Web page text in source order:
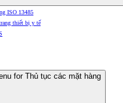
ISO 13485
thiết bị y tế
for Thủ tục các mặt hàng